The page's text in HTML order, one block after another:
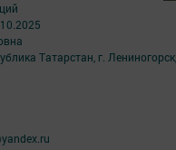
Татарстан, г. Лениногорск,